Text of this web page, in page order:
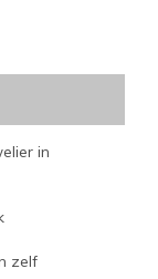
in
zelf